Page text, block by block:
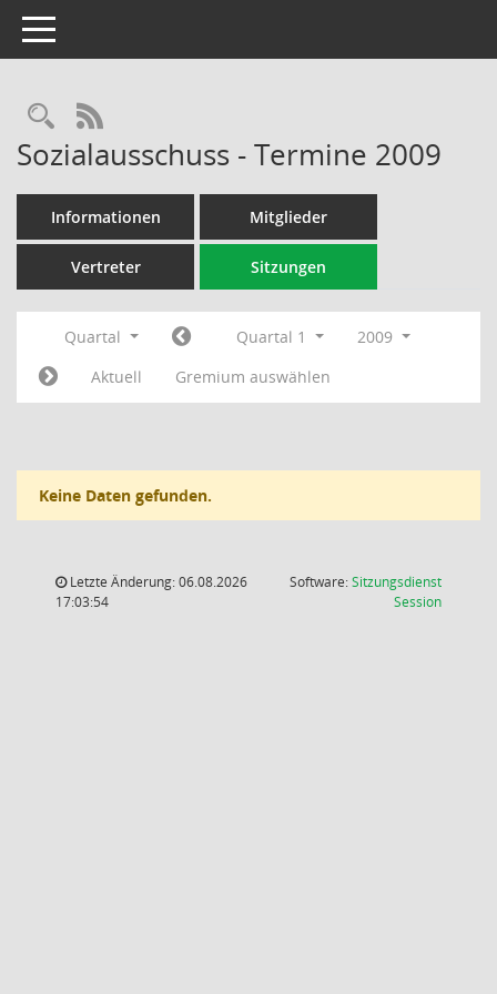
Toggle navigation
Rechercheauswahl
RSS-Feed
Sozialausschuss - Termine 2009
Informationen Mitglieder
Vertreter Sitzungen
Quartal Quartal 1
2009
Aktuell
Gremium auswählen
Keine Daten gefunden.
Letzte Änderung: 06.08.2026
17:03:54
Software:Sitzungsdienst
Session(Wird in